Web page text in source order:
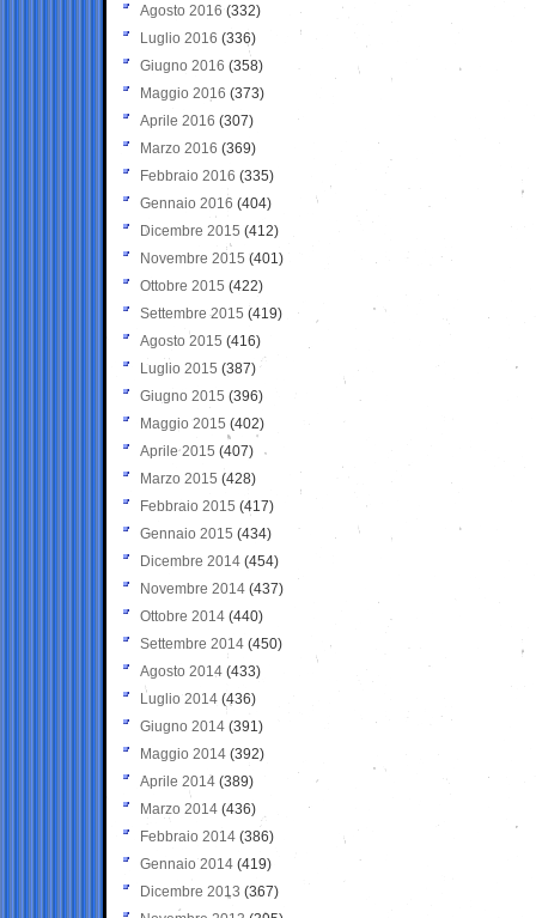
Agosto 2016 (332)
Luglio 2016 (336)
Giugno 2016 (358)
Maggio 2016 (373)
Aprile 2016 (307)
Marzo 2016 (369)
Febbraio 2016 (335)
Gennaio 2016 (404)
Dicembre 2015 (412)
Novembre 2015 (401)
Ottobre 2015 (422)
Settembre 2015 (419)
Agosto 2015 (416)
Luglio 2015 (387)
Giugno 2015 (396)
Maggio 2015 (402)
Aprile 2015 (407)
Marzo 2015 (428)
Febbraio 2015 (417)
Gennaio 2015 (434)
Dicembre 2014 (454)
Novembre 2014 (437)
Ottobre 2014 (440)
Settembre 2014 (450)
Agosto 2014 (433)
Luglio 2014 (436)
Giugno 2014 (391)
Maggio 2014 (392)
Aprile 2014 (389)
Marzo 2014 (436)
Febbraio 2014 (386)
Gennaio 2014 (419)
Dicembre 2013 (367)